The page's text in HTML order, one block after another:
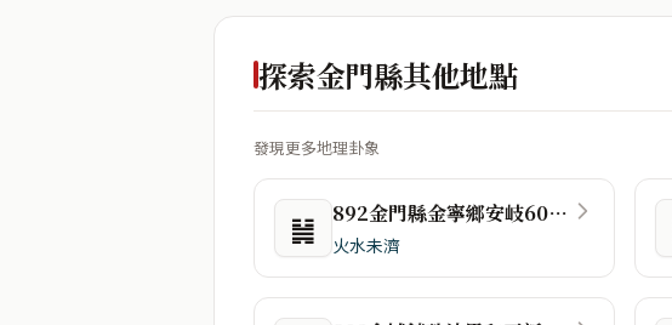
探索金門縣其他地點
發現更多地理卦象
䷟ 892金門縣金寧鄉安岐60-9號
火水未濟